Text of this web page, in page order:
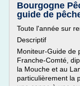
Bourgogne
guide de
Toute l'année sur
Descriptif
Moniteur-Guide de
Franche-Comté,
la Mouche et au
particulièrement la